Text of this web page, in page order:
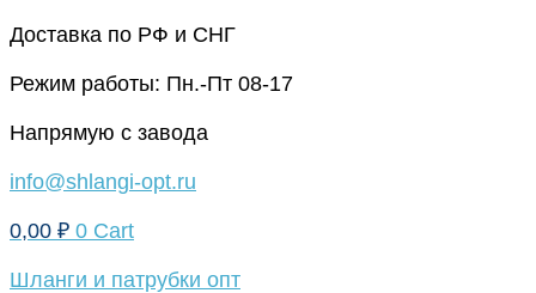
Перейти
содержимому
Доставка по РФ и СНГ
Режим работы: Пн.-Пт 08-17
Напрямую с завода
info@shlangi-opt.ru
0,00 ₽ 0 Cart
Шланги и патрубки опт